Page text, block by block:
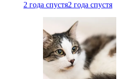
2 года спустя2 года спустя